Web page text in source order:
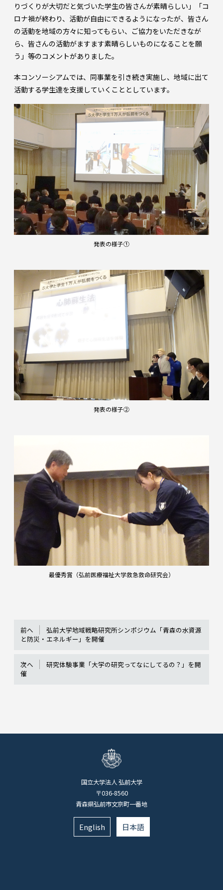
りづくりが大切だと気づいた学生の皆さんが素晴らしい」「コ
ロナ禍が終わり、活動が自由にできるようになったが、皆さん
の活動を地域の方々に知ってもらい、ご協力をいただきなが
ら、皆さんの活動がますます素晴らしいものになることを願
う」等のコメントがありました。
本コンソーシアムでは、同事業を引き続き実施し、地域に出て
活動する学生達を支援していくこととしています。
発表の様子①
発表の様子②
最優秀賞（弘前医療福祉大学救急救命研究会）
前へ
弘前大学地域戦略研究所シンポジウム「青森の水資源
と防災・エネルギー」を開催
次へ
研究体験事業「大学の研究ってなにしてるの？」を開
催
国立大学法人 弘前大学
〒036-8560
青森県弘前市文京町一番地
English 日本語